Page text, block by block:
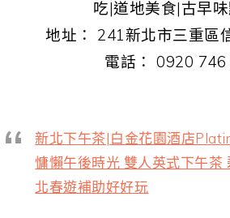
吃|道地美食|古早
地址： 241新北市三重區
電話： 0920 746
新北下午茶|白金花園酒店
慵懶午後時光 雙人英式下午茶
北春遊補助好好玩